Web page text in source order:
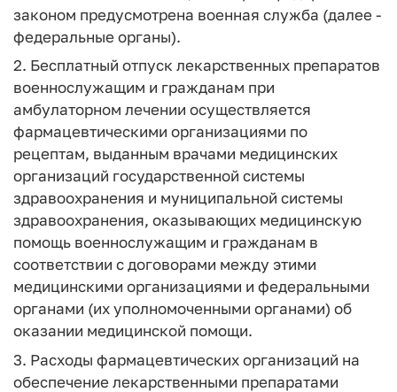
законом предусмотрена военная служба (далее -
федеральные органы).
2. Бесплатный отпуск лекарственных препаратов
военнослужащим и гражданам при
амбулаторном лечении осуществляется
фармацевтическими организациями по
рецептам, выданным врачами медицинских
организаций государственной системы
здравоохранения и муниципальной системы
здравоохранения, оказывающих медицинскую
помощь военнослужащим и гражданам в
соответствии с договорами между этими
медицинскими организациями и федеральными
органами (их уполномоченными органами) об
оказании медицинской помощи.
3. Расходы фармацевтических организаций на
обеспечение лекарственными препаратами